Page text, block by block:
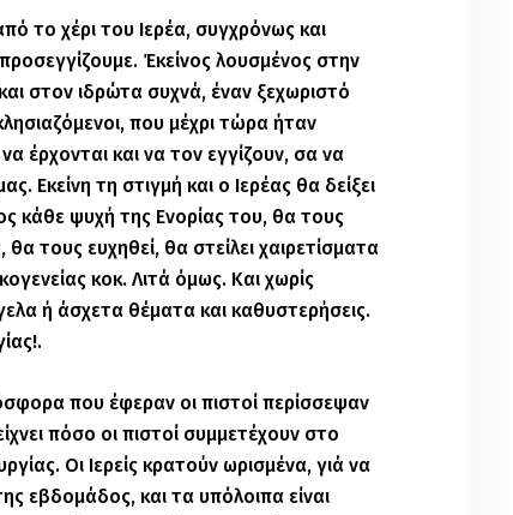
το χέρι του Ιερέα, συγχρόνως και
Έκείνος λουσμένος στην
στον ιδρώτα συχνά, έναν ξεχωριστό
που μέχρι τώρα ήταν
έρχονται και να τον εγγίζουν, σα να
Εκείνη τη στιγμή και ο Ιερέας θα δείξει
κάθε ψυχή της Ενορίας του, θα τους
τους ευχηθεί, θα στείλει χαιρετίσματα
κοκ. Λιτά όμως. Και χωρίς
ή άσχετα θέματα και καθυστερήσεις.
που έφεραν οι πιστοί περίσσεψαν
πόσο οι πιστοί συμμετέχουν στο
Οι Ιερείς κρατούν ωρισμένα, γιά να
εβδομάδος, και τα υπόλοιπα είναι